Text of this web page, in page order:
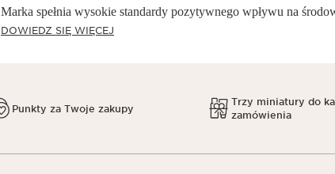
Marka spełnia wysokie standardy pozytywnego wpływu na
DOWIEDZ SIĘ WIĘCEJ
Punkty za Twoje zakupy
Trzy miniatury do
zamówienia